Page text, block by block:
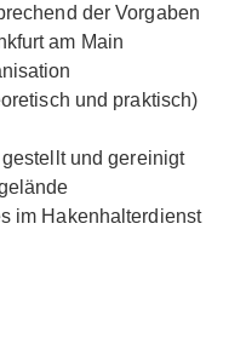
der Vorgaben
am Main
und praktisch)
und gereinigt
im Hakenhalterdienst